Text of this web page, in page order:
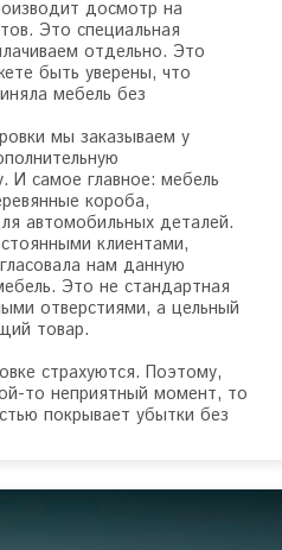
досмотр на
Это специальная
отдельно. Это
быть уверены, что
мебель без
мы заказываем у
И самое главное: мебель
короба,
автомобильных деталей.
клиентами,
нам данную
Это не стандартная
отверстиями, а цельный
товар.
страхуются. Поэтому,
то неприятный момент, то
покрывает убытки без